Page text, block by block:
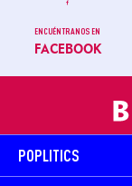
ENCUÉNTRANOS EN
FACEBOOK
POPLITICS